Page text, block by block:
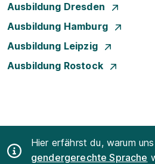
Ausbildung Dresden
Ausbildung Hamburg
Ausbildung Leipzig
Ausbildung Rostock
Hier erfährst du, warum
gendergerechte Sprache